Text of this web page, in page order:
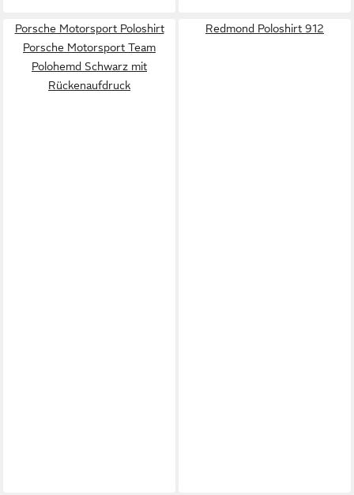
Porsche Motorsport Poloshirt
Porsche Motorsport Team
Polohemd Schwarz mit
Rückenaufdruck
Redmond Poloshirt 912